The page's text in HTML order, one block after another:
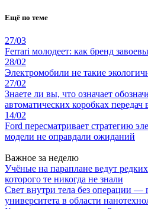
Ещё по теме
27/03
Ferrari молодеет: как бренд
28/02
Электромобили не такие
27/02
Знаете ли вы, что означает
автоматических коробках
14/02
Ford пересматривает стратегию
модели не оправдали ожиданий
Важное за неделю
Учёные на параплане ведут
которого те никогда не знали
Свет внутри тела без операции —
университета в области